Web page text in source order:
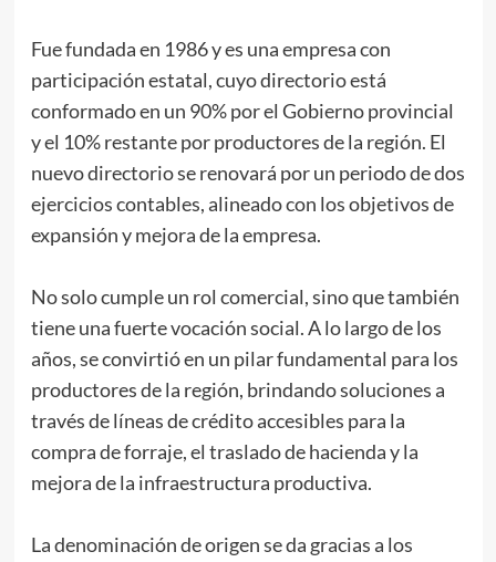
Fue fundada en 1986 y es una empresa con
participación estatal, cuyo directorio está
conformado en un 90% por el Gobierno provincial
y el 10% restante por productores de la región. El
nuevo directorio se renovará por un periodo de dos
ejercicios contables, alineado con los objetivos de
expansión y mejora de la empresa.
No solo cumple un rol comercial, sino que también
tiene una fuerte vocación social. A lo largo de los
años, se convirtió en un pilar fundamental para los
productores de la región, brindando soluciones a
través de líneas de crédito accesibles para la
compra de forraje, el traslado de hacienda y la
mejora de la infraestructura productiva.
La denominación de origen se da gracias a los